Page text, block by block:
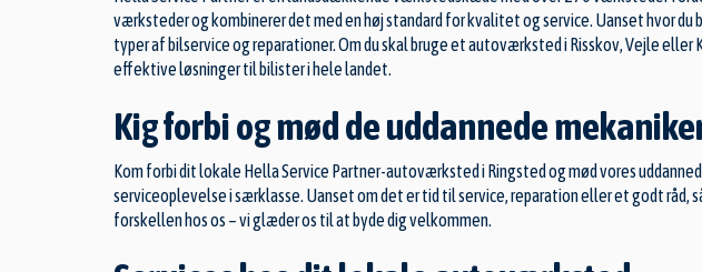
værksteder og kombinerer det med en høj standard for kvalitet og service. Uanset hvor
typer af bilservice og reparationer. Om du skal bruge etautoværksted i Risskov,Vejleeller
effektive løsninger til bilister i hele landet.
Kig forbi og mød de uddannede
Kom forbi dit lokale Hella Service Partner-autoværksted i Ringsted og mød vores
serviceoplevelse i særklasse. Uanset om det er tid til service, reparation eller et godt råd,
forskellen hos os – vi glæder os til at byde dig velkommen.